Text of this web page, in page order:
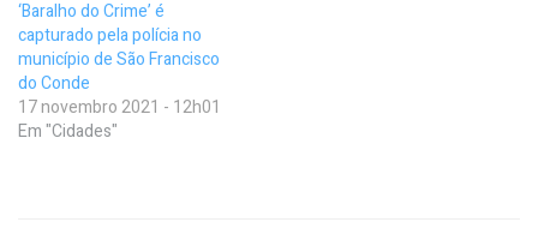
‘Baralho do Crime’ é
capturado pela polícia no
município de São Francisco
do Conde
17 novembro 2021 - 12h01
Em "Cidades"